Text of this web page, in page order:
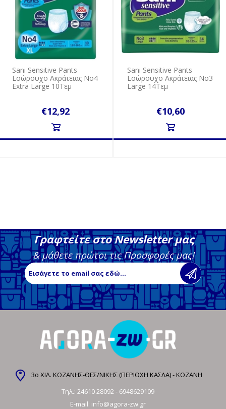
Sani Sensitive Pants
Εσώρουχο Ακράτειας No4
Extra Large 10Tεμ
€12,92
Sani Sensitive Pants
Εσώρουχο Ακράτειας No3
Large 14Tεμ
€10,60
Γραφτείτε στο Newsletter μας
& μάθετε πρώτοι τις Προσφορές μας!
3ο ΧΙΛ. ΚΟΖΑΝΗΣ-ΘΕΣ/ΝΙΚΗΣ (ΠΕΡΙΟΧΗ ΚΑΣΛΑ) - ΚΟΖΑΝΗ
Τηλ.: 24610 28092 - 6948629109
E-mail: info@agora-zw.gr